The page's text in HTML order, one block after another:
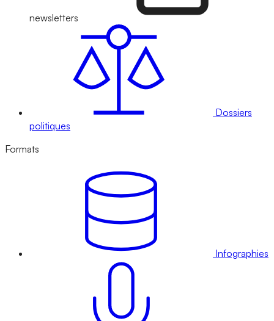
newsletters
Dossiers
politiques
Formats
Infographies